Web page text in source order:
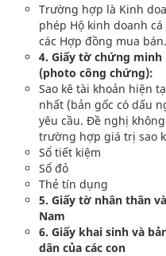
Trường hợp là Kinh
phép Hộ kinh doanh
các Hợp đồng mua bán.
4. Giấy tờ chứng minh
(photo công chứng):
Sao kê tài khoản hiện
nhất (bản gốc có dấu
yêu cầu. Đề nghị
trường hợp giá trị sao
Sổ tiết kiệm
Sổ đỏ
Thẻ tín dụng
5. Giấy tờ nhân thân
Nam
6. Giấy khai sinh và
dân của các con